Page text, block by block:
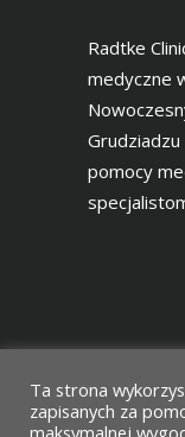
Radtke
medyczne
pomocy
Ta strona
zapisanych za
maksymalnej